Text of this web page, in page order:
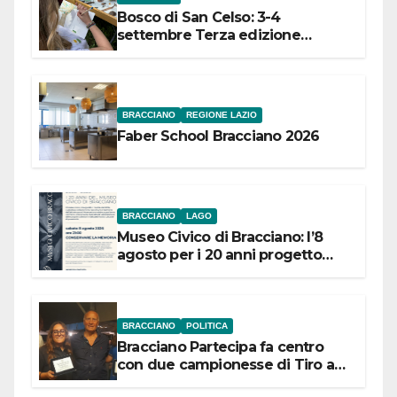
Bosco di San Celso: 3-4
settembre Terza edizione
BRACCIANO REGIONE LAZIO
Faber School Bracciano 2026
BRACCIANO LAGO
Museo Civico di Bracciano: l’8
agosto per i 20 anni progetto
BRACCIANO POLITICA
Bracciano Partecipa fa centro
con due campionesse di Tiro a